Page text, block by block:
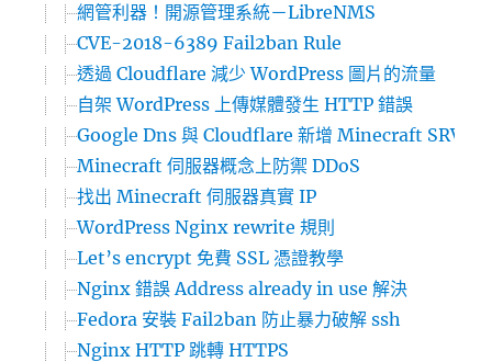
網管利器！開源管理系統－LibreNMS
CVE-2018-6389 Fail2ban Rule
透過 Cloudflare 減少 WordPress 圖片的流量
自架 WordPress 上傳媒體發生 HTTP 錯誤
Google Dns 與 Cloudflare 新增 Minecraft SRV 紀
Minecraft 伺服器概念上防禦 DDoS
找出 Minecraft 伺服器真實 IP
WordPress Nginx rewrite 規則
Let’s encrypt 免費 SSL 憑證教學
Nginx 錯誤 Address already in use 解決
Fedora 安裝 Fail2ban 防止暴力破解 ssh
Nginx HTTP 跳轉 HTTPS